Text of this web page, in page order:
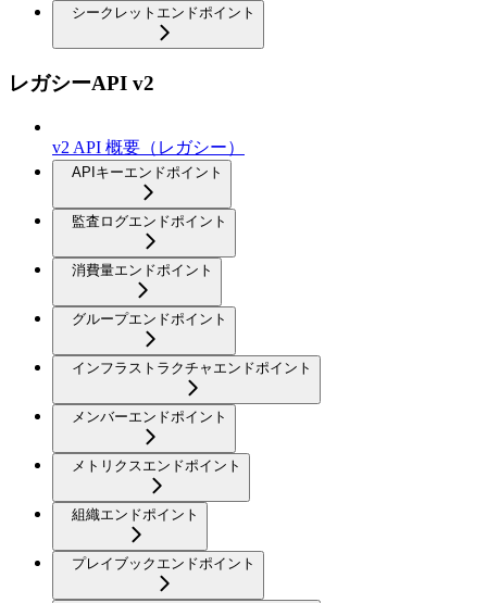
シークレットエンドポイント
レガシーAPI v2
v2 API 概要（レガシー）
APIキーエンドポイント
監査ログエンドポイント
消費量エンドポイント
グループエンドポイント
インフラストラクチャエンドポイント
メンバーエンドポイント
メトリクスエンドポイント
組織エンドポイント
プレイブックエンドポイント